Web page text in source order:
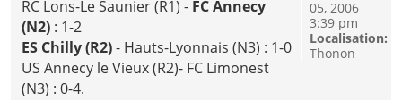
RC Lons-Le Saunier (R1) - FC Annecy
(N2) : 1-2
ES Chilly (R2)- Hauts-Lyonnais (N3) : 1-0
US Annecy le Vieux (R2)- FC Limonest
(N3) : 0-4.
05, 2006
3:39 pm
Localisation:
Thonon